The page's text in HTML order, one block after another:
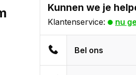
Kunnen we je
Klantenservice: nu
Bel ons